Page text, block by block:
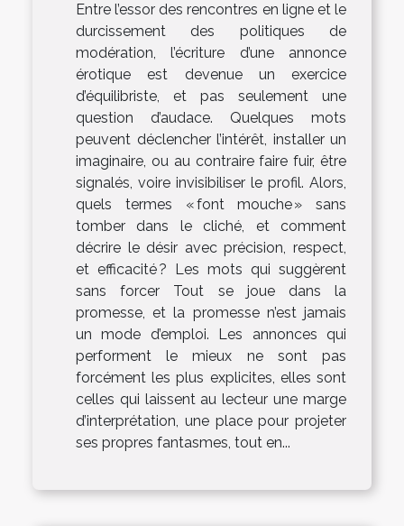
Entre l’essor des rencontres en ligne et le
durcissement des politiques de
modération, l’écriture d’une annonce
érotique est devenue un exercice
d’équilibriste, et pas seulement une
question d’audace. Quelques mots
peuvent déclencher l’intérêt, installer un
imaginaire, ou au contraire faire fuir, être
signalés, voire invisibiliser le profil. Alors,
quels termes « font mouche » sans
tomber dans le cliché, et comment
décrire le désir avec précision, respect,
et efficacité ? Les mots qui suggèrent
sans forcer Tout se joue dans la
promesse, et la promesse n’est jamais
un mode d’emploi. Les annonces qui
performent le mieux ne sont pas
forcément les plus explicites, elles sont
celles qui laissent au lecteur une marge
d’interprétation, une place pour projeter
ses propres fantasmes, tout en...